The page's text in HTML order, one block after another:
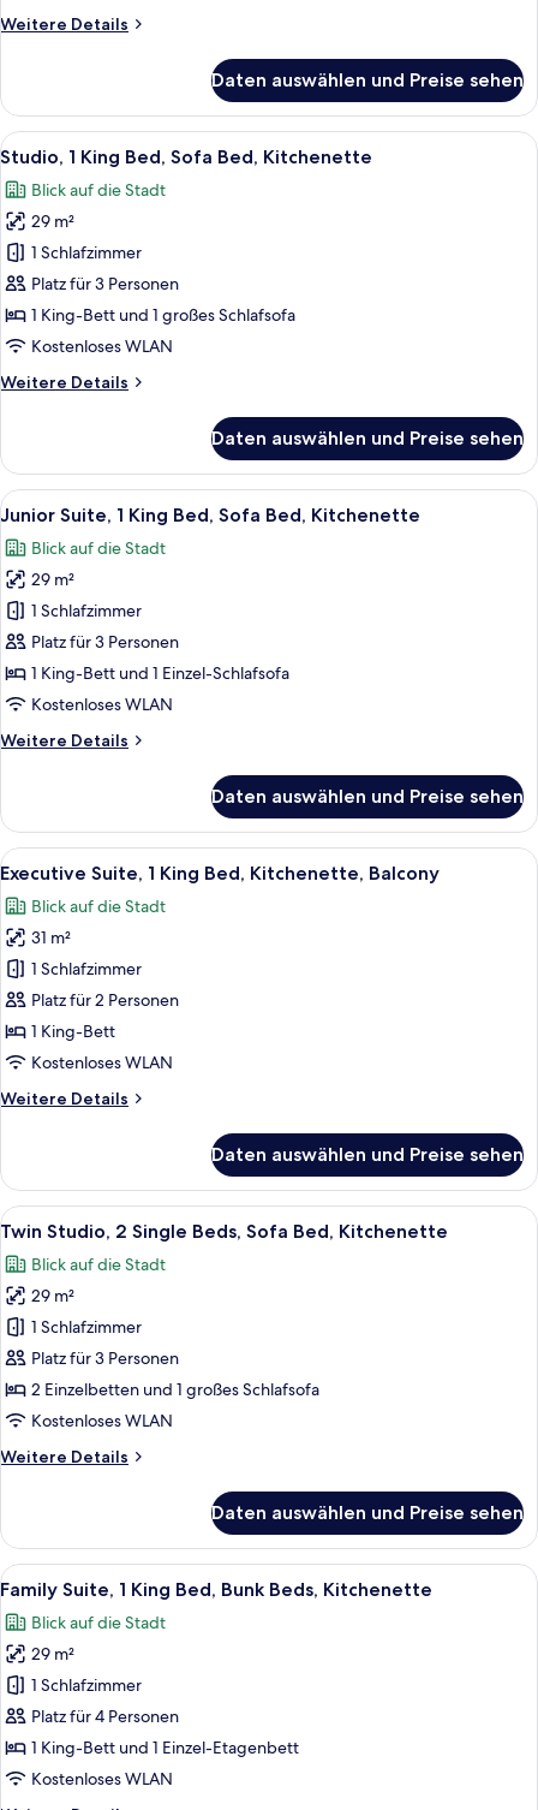
View
Weitere Details
Weitere
Room,
King
Stadium
View
Daten auswählen und Preise sehen
Alle
Fotos
für
Studio,
King
Bed,
Sofa
Kitchenette
Ein modernes Hotelzimmer mit Bett,
10
Studio, 1 King Bed, Sofa Bed, Kitchenette
Blick auf die Stadt
29 m²
1 Schlafzimmer
Platz für 3 Personen
1 King-Bett und 1 großes Schlafsofa
Kostenloses WLAN
Weitere Details
Weitere
1
King
Bed,
Bed,
Kitchenette
Daten auswählen und Preise sehen
Alle
Fotos
für
Junior
Suite,
1
King
Bed,
Bed,
Ein schmales Gang mit einer
9
Junior Suite, 1 King Bed, Sofa Bed, Kitchenette
Blick auf die Stadt
29 m²
1 Schlafzimmer
Platz für 3 Personen
1 King-Bett und 1 Einzel-Schlafsofa
Kostenloses WLAN
Weitere Details
Weitere
Suite,
King
Sofa
Bed,
Kitchenette
Daten auswählen und Preise sehen
Alle
Fotos
für
Executive
Suite,
1
King
Bed,
Balcony
Eine moderne Küche mit weißen
14
Executive Suite, 1 King Bed, Kitchenette, Balcony
Blick auf die Stadt
31 m²
1 Schlafzimmer
Platz für 2 Personen
1 King-Bett
Kostenloses WLAN
Weitere Details
Weitere
Suite,
King
Kitchenette,
Balcony
Daten auswählen und Preise sehen
Alle
Fotos
für
Twin
Studio,
2
Single
Beds,
Bed,
Ein modernes Hotelzimmer mit
8
Twin Studio, 2 Single Beds, Sofa Bed, Kitchenette
Blick auf die Stadt
29 m²
1 Schlafzimmer
Platz für 3 Personen
2 Einzelbetten und 1 großes Schlafsofa
Kostenloses WLAN
Weitere Details
Weitere
Studio,
Single
Sofa
Bed,
Kitchenette
Daten auswählen und Preise sehen
Alle
Fotos
für
Family
Suite,
1
King
Bed,
Ein modernes Hotelzimmer mit
9
Family Suite, 1 King Bed, Bunk Beds, Kitchenette
Blick auf die Stadt
29 m²
1 Schlafzimmer
Platz für 4 Personen
1 King-Bett und 1 Einzel-Etagenbett
Kostenloses WLAN